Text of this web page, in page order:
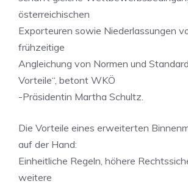
österreichischen
Exporteuren sowie Niederlassungen
frühzeitige
Angleichung von Normen und
Vorteile“, betont WKÖ
-Präsidentin Martha Schultz.
Die Vorteile eines erweiterten
auf der Hand:
Einheitliche Regeln, höhere
weitere